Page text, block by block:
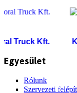
Truck Kft.
Egyesület
Rólunk
Szervezeti